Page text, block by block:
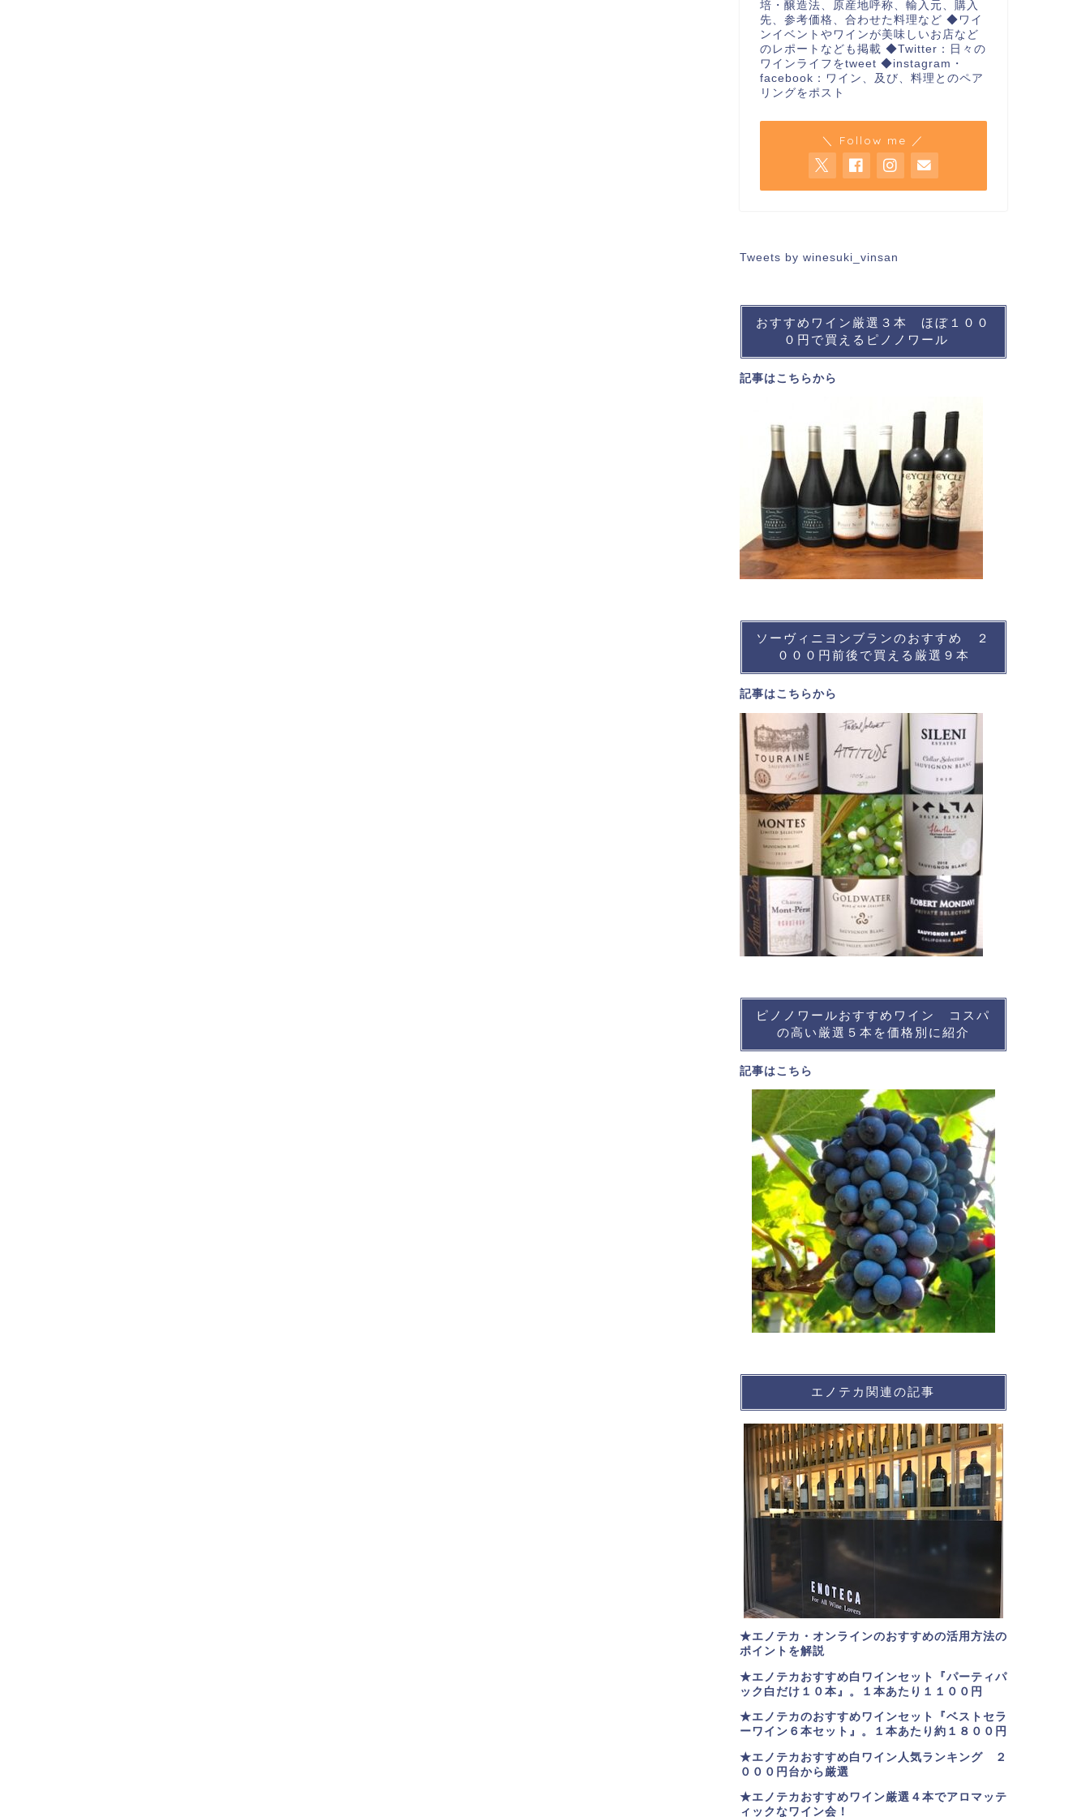
培・醸造法、原産地呼称、輸入元、購入
先、参考価格、合わせた料理など ◆ワイ
ンイベントやワインが美味しいお店など
のレポートなども掲載 ◆Twitter：日々の
ワインライフをtweet ◆instagram・
facebook：ワイン、及び、料理とのペア
リングをポスト
＼ Follow me ／
Tweets by winesuki_vinsan
おすすめワイン厳選３本 ほぼ１００
０円で買えるピノノワール
記事はこちらから
ソーヴィニヨンブランのおすすめ ２
０００円前後で買える厳選９本
記事はこちらから
ピノノワールおすすめワイン コスパ
の高い厳選５本を価格別に紹介
記事はこちら
エノテカ関連の記事
★エノテカ・オンラインのおすすめの活用方法の
ポイントを解説
★エノテカおすすめ白ワインセット『パーティパ
ック白だけ１０本』。１本あたり１１００円
★エノテカのおすすめワインセット『ベストセラ
ーワイン６本セット』。
１本あたり約１８００円
★エノテカおすすめ白ワイン人気ランキング ２
０００円台から厳選
★エノテカおすすめワイン厳選４本でアロマッテ
ィックなワイン会！